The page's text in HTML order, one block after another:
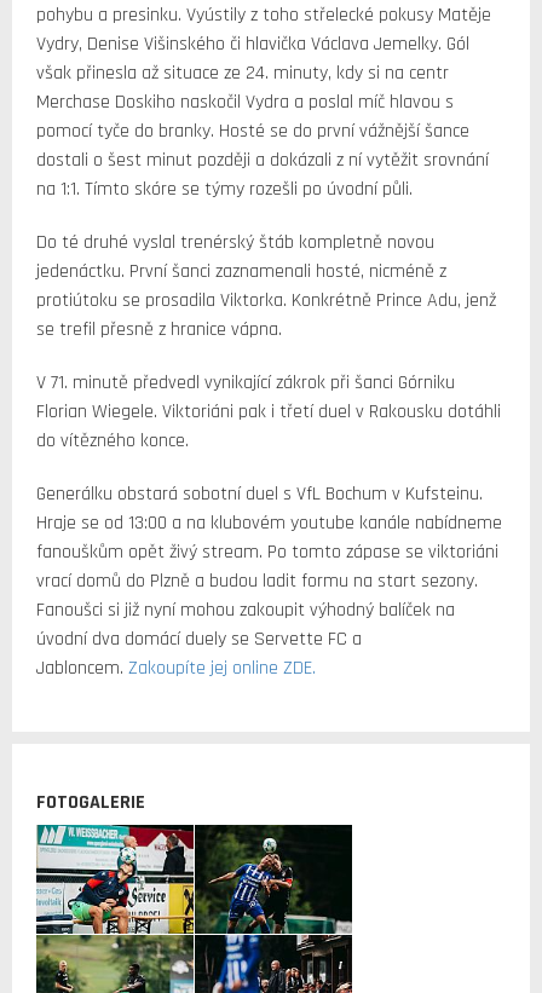
pohybu a presinku. Vyústily z toho střelecké pokusy Matěje
Vydry, Denise Višinského či hlavička Václava Jemelky. Gól
však přinesla až situace ze 24. minuty, kdy si na centr
Merchase Doskiho naskočil Vydra a poslal míč hlavou s
pomocí tyče do branky. Hosté se do první vážnější šance
dostali o šest minut později a dokázali z ní vytěžit srovnání
na 1:1. Tímto skóre se týmy rozešli po úvodní půli.
Do té druhé vyslal trenérský štáb kompletně novou
jedenáctku. První šanci zaznamenali hosté, nicméně z
protiútoku se prosadila Viktorka. Konkrétně Prince Adu, jenž
se trefil přesně z hranice vápna.
V 71. minutě předvedl vynikající zákrok při šanci Górniku
Florian Wiegele. Viktoriáni pak i třetí duel v Rakousku dotáhli
do vítězného konce.
Generálku obstará sobotní duel s VfL Bochum v Kufsteinu.
Hraje se od 13:00 a na klubovém youtube kanále nabídneme
fanouškům opět živý stream. Po tomto zápase se viktoriáni
vrací domů do Plzně a budou ladit formu na start sezony.
Fanoušci si již nyní mohou zakoupit výhodný balíček na
úvodní dva domácí duely se Servette FC a
Jabloncem. Zakoupíte jej online ZDE.
FOTOGALERIE